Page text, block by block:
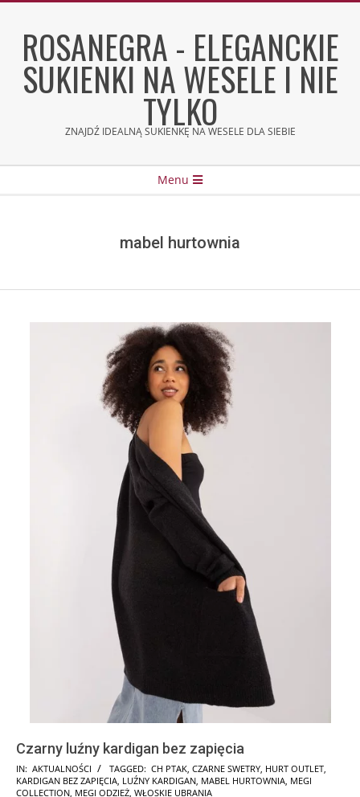
contentROSANEGRA - ELEGANCKIE
SUKIENKI NA WESELE I NIE
TYLKO
ZNAJDŹ IDEALNĄ SUKIENKĘ NA WESELE DLA SIEBIE
Menu
mabel hurtownia
Czarny luźny kardigan bez zapięcia
2025-
02-
IN: AKTUALNOŚCI TAGGED: CH PTAK, CZARNE SWETRY, HURT OUTLET,
KARDIGAN BEZ ZAPIĘCIA, LUŹNY KARDIGAN, MABEL HURTOWNIA, MEGI
COLLECTION, MEGI ODZIEŻ, WŁOSKIE UBRANIA